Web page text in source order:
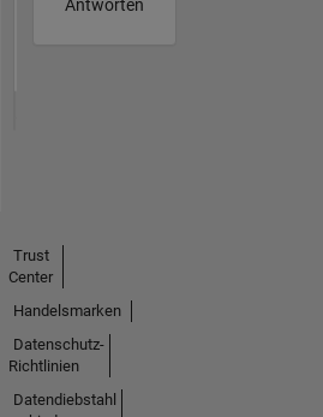
Antworten
Trust
Center
Handelsmarken
Datenschutz-
Richtlinien
Datendiebstahl